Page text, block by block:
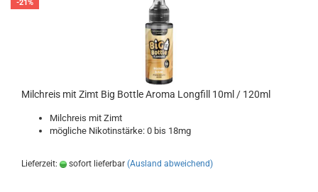
-21%
Milchreis mit Zimt Big Bottle Aroma Longfill 10ml / 120ml
Milchreis mit Zimt
mögliche Nikotinstärke: 0 bis 18mg
Lieferzeit: sofort lieferbar (Ausland abweichend)